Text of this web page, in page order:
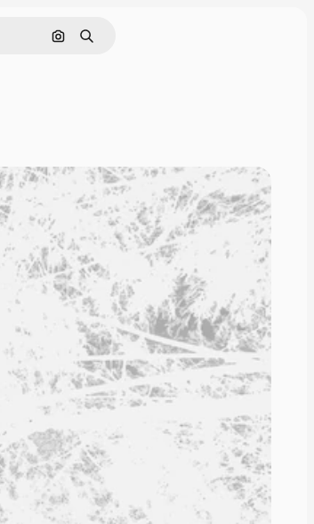
Поиск по изображению
Поиск